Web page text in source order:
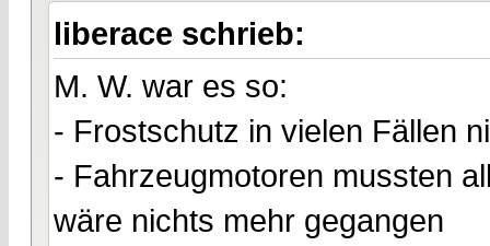
liberace schrieb:
M. W. war es so:
- Frostschutz in vielen Fällen
- Fahrzeugmotoren mussten
wäre nichts mehr gegangen